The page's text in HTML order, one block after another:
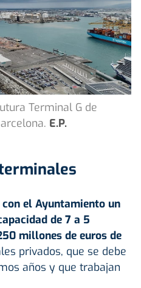
Terminal G de
E.P.
con el Ayuntamiento un
de 7 a 5
millones de euros de
privados, que se debe
años y que trabajan